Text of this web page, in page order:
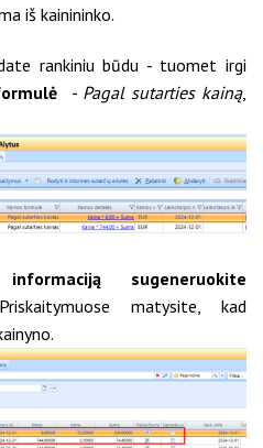
iš kainininko.
rankiniu būdu - tuomet irgi
- Pagal sutarties kainą,
sugeneruokite
matysite, kad